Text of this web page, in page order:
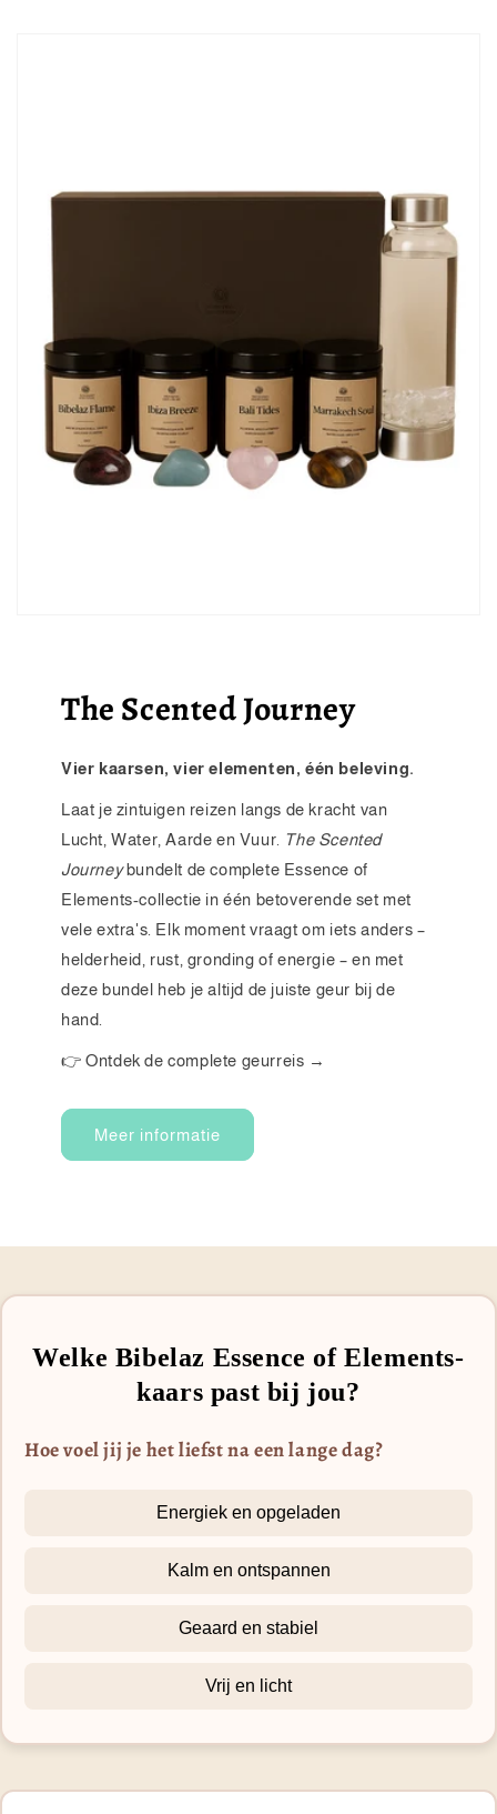
The Scented Journey
Vier kaarsen, vier elementen, één beleving.
Laat je zintuigen reizen langs de kracht van
Lucht, Water, Aarde en Vuur. The Scented
Journeybundelt de complete Essence of
Elements-collectie in één betoverende set met
vele extra's. Elk moment vraagt om iets anders –
helderheid, rust, gronding of energie – en met
deze bundel heb je altijd de juiste geur bij de
hand.
👉 Ontdek de complete geurreis →
Meer informatie
Welke Bibelaz Essence of Elements-
kaars past bij jou?
Hoe voel jij je het liefst na een lange dag?
Energiek en opgeladen
Kalm en ontspannen
Geaard en stabiel
Vrij en licht